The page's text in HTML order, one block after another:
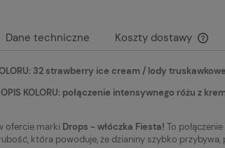
Dane techniczne Koszty dostawy
32 strawberry ice cream / lody truskawkowe
OPIS KOLORU: połączenie intensywnego różu z
ofercie marki Drops - włóczka Fiesta! To
która powoduje, że dzianiny szybko